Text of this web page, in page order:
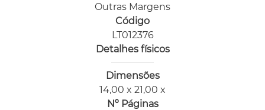
Outras Margens
Código
LT012376
Detalhes físicos
Dimensões
14,00 x 21,00 x
Nº Páginas